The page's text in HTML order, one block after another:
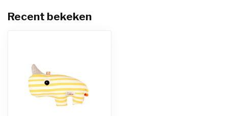
Recent bekeken